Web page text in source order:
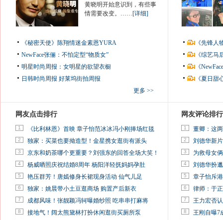
黄晓明开始意识到，有些事
情需要改变。……[详细]
《秘密天使》陈翔情迷金素恩YURA
NewFace张俪：不怕定型“物质女”
明星时尚周报：女明星的欲望衣橱
日韩时尚周报 好莱坞街拍周报
更多 >>
《先锋
《综艺
《
《夏日
网友点击排行
1 《比利林恩》首映 章子怡范冰冰冯小刚捧场红毯
2 独家：买菜也要拗造型！金星携女逛街有派头
3 京东和奶茶哪个更重要？刘强东的回答全场大笑！
4 杨威晒照庆祝结婚8周年 杨阳洋轻抚妈妈孕肚
5 艳压群芳！唐嫣修身长裙现身活动 仙气儿足
6 独家：姚晨带小土豆逛商场 购置产后新衣
7 成都风味！张靓颖冯轲曝婚纱照 吃串串打麻将
8 接地气！阔太熊黛林打扮休闲逛街买厕所泵
网友评论排行
1 董卿：这
2 刘德华新
3 为救母女
4 刘德华扮
5 章子怡斥
6 律师：于
7 王力宏否
8 王刚自曝7